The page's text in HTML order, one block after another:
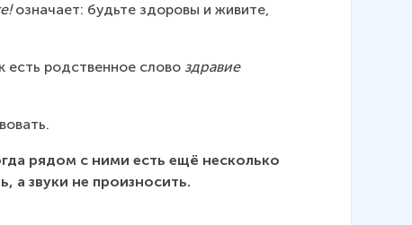
означает: будьте здоровы и живите,
есть родственное слово здравие
рядом с ними есть ещё несколько
а звуки не произносить.